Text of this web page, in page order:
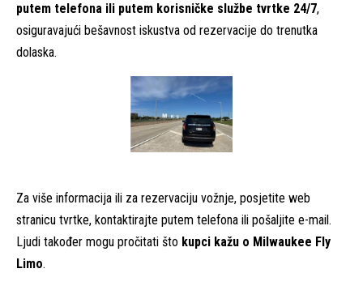
putem telefona ili putem korisničke službe tvrtke 24/7,
osiguravajući bešavnost iskustva od rezervacije do trenutka
dolaska.
Za više informacija ili za rezervaciju vožnje, posjetite web
stranicu tvrtke, kontaktirajte putem telefona ili pošaljite e-mail.
Ljudi također mogu pročitati što kupci kažu o Milwaukee Fly
Limo.